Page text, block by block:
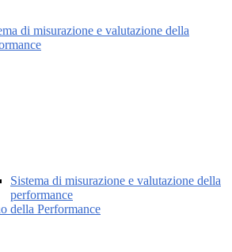
di misurazione e valutazione della
Sistema di misurazione e valutazione della
performance
della Performance